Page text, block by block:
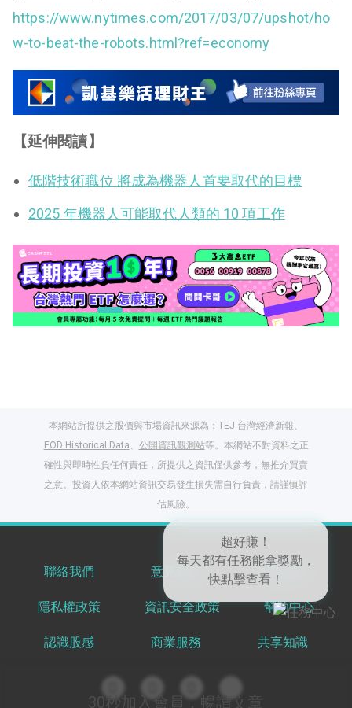
https://www.nytimes.com/2017/03/07/upshot/ho
w-to-beat-the-robots.html?ref=economy
【延伸閱讀】
低階技術職位 將成為機器人首要取代的目標
2025 年機器人可能取代人類的 10 項工作
30秒加入會員，暢讀文章
本網站所提供之股價與市場資訊來源為： TEJ 台灣經濟新報
EOD Historical Data
公開資訊觀測站等。本網站不對資料之正
確性與即時性負任何責任，所提供之資訊僅供參考，無推介買賣
之意。投資人依本網站資訊交易發生損失需自行負責，請謹慎評
估風險。
聯絡我們 意見反饋 服務條款
隱私權政策 資訊安全政策 幫助中心
認識股感 商業服務 共享知識
超好賺！
每天都有任務能拿獎勵，
登入股感會員，閱讀
任一文章
出國就缺這咖？股